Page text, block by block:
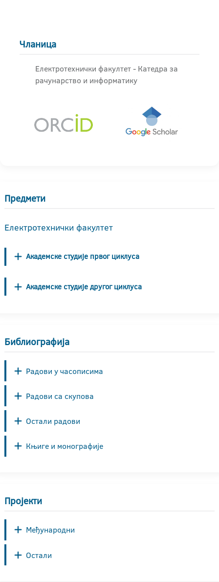
Чланица
Електротехнички факултет - Катедра за
рачунарство и информатику
Предмети
Електротехнички факултет
Академске студије првог циклуса
Академске студије другог циклуса
Библиографија
Радови у часописима
Радови са скупова
Остали радови
Књиге и монографије
Пројекти
Међународни
Остали